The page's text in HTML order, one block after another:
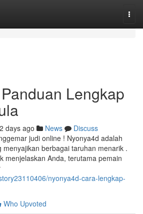
Lengkap
days ago News
Discuss
judi online ! Nyonya4d adalah
berbagai taruhan menarik .
menjelaskan Anda, terutama pemain
nyonya4d-cara-lengkap-
Who Upvoted